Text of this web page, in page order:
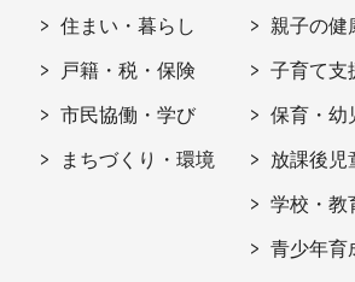
住まい・暮らし
戸籍・税・保険
市民協働・学び
まちづくり・環境
親子の健
子育て支
保育・幼
放課後児
学校・教
青少年育